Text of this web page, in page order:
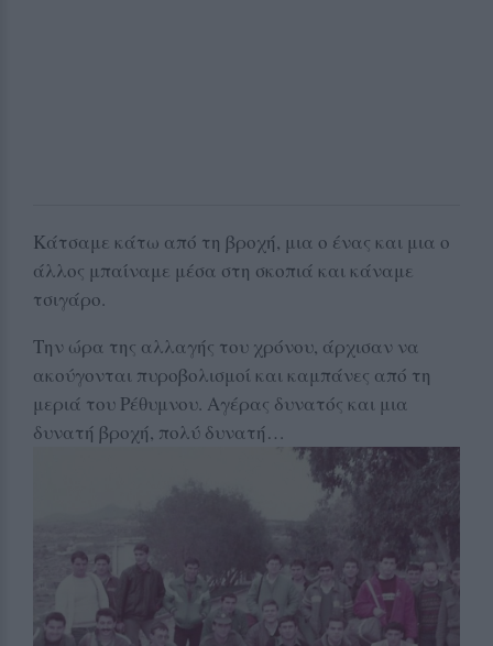
Κάτσαμε κάτω από τη βροχή, μια ο ένας και μια ο
άλλος μπαίναμε μέσα στη σκοπιά και κάναμε
τσιγάρο.
Την ώρα της αλλαγής του χρόνου, άρχισαν να
ακούγονται πυροβολισμοί και καμπάνες από τη
μεριά του Ρέθυμνου. Αγέρας δυνατός και μια
δυνατή βροχή, πολύ δυνατή…